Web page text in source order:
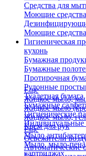
Средства для
Моющие
Моющие
Гигиеническая
кухонь
Бумажная
Бумажные
Протирочная
Рулонные
Туалетная бумага
Бумажные
Гигиенические
Индивидуальные
Еще
Жидкое мыло,
Жидкое мыло
Жидкое мыло,
Крем для рук
Мыло
Мыло, мыло-
картриджах
Еще
Освежители
Автоматические